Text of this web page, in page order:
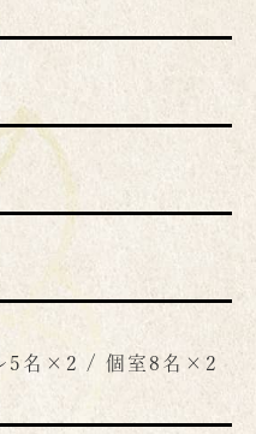
5名×2 / 個室8名×2